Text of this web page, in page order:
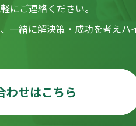
にご連絡ください。
一緒に解決策・成功を考えハ
わせはこちら